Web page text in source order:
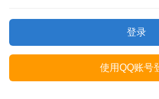
登录
使用QQ账号